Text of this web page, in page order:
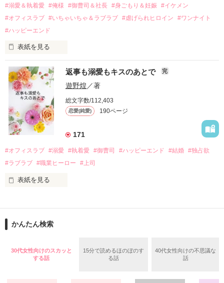
過去の傷から、二度と会いたくないと思っていた哲平に
運命のような再会を果たす。
酔った勢いで一夜を共にしてしまった。
さらに、美桜が初めてだと知った哲平は
『責任をとる、結婚しよう』と真っ直ぐに告げてきた。
戸惑う美桜とは裏腹に、好きという気持ちを隠すことなく
甘やかしてくる。
そんなある日、哲平は美桜がストーカー被害に
遭っていることを知る。
美桜を守るため、哲平は同居を提案してきて――。
夏木美桜(なつきみお)
鳴海哲平 (なるみてっぺい)
2026.6.5～2026.7.25
＊以前、公開していた話の改稿版です＊
#溺愛＆執着愛 #俺様 #御曹司＆社長 #身ごもり＆妊娠 #イケメン
#オフィスラブ #いちゃいちゃ＆ラブラブ #虐げられヒロイン
#ワンナイト
#ハッピーエンド
表紙を見る
おかしな噂を流されて前の職場でうまくいかなかった梅田美
桜は、海外で傷心旅行をしていたところ、日本人美青年と出会
い、酒の勢いもあり一夜限りの関係となる。
帰国後、美桜は新しい職場でワンナイトした美青年と再会。
なんと彼の正体は、とある財閥御曹司にも関わらず、一族を離
れて起業した新進気鋭の実業家、社内でも冷徹だと評判な社長
――御影恭司その人だったのだ――！
なぜか恭司から飼い猫の世話係を命じられた美桜は、猫の世
の関係となってしまい――？
返事も溺愛もキスのあとで 完
遊野煌／著
総文字数/112,403
恋愛(純愛) 190ページ
171
#オフィスラブ #溺愛 #執着愛 #御曹司 #ハッピーエンド #結婚 #独占欲
#ラブラブ #職業ヒーロー #上司
表紙を見る
ションの企画戦略室で働いている。
めた、同期で恋人の石垣守（26）がいるのだが、後輩の姫原由
いた。
守と由羅から『便利屋雛子』と馬鹿にされ、一人こっそり泣い
かんたん検索
30代女性向けのスカッと
する話
15分で読めるほのぼのす
る話
40代女性向けの不思議な
話